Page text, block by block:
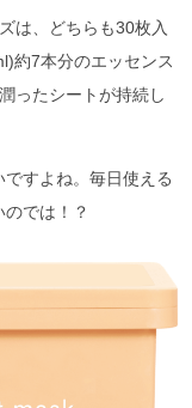
は、どちらも30枚入
約7本分のエッセンス
ったシートが持続し
すよね。毎日使える
では！？